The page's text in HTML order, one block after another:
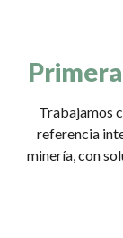
Trabajamos
referencia
minería, con